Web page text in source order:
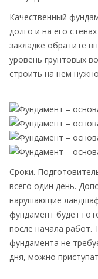
Качественный
долго и на его
закладке обратите
уровень грунтовых
строить на нем
Сроки.
всего один день.
нарушающие
фундамент будет
после начала работ.
фундамента не
дня, можно